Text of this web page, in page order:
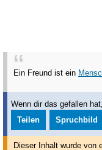
Ein Freund ist ein
Wenn dir das gefallen
Teilen
Spruchbild
Dieser Inhalt wurde von